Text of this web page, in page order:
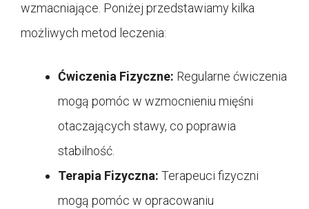
wzmacniające. Poniżej przedstawiamy kilka
możliwych metod leczenia:
Ćwiczenia Fizyczne: Regularne ćwiczenia
mogą pomóc w wzmocnieniu mięśni
otaczających stawy, co poprawia
stabilność.
Terapia Fizyczna: Terapeuci fizyczni
mogą pomóc w opracowaniu